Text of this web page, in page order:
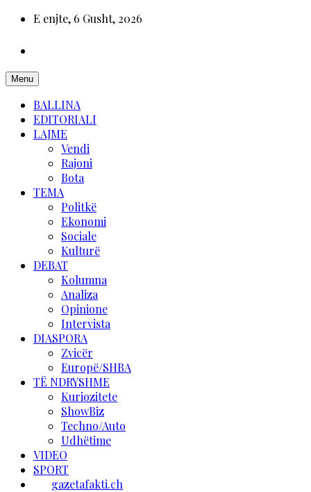
E enjte, 6 Gusht, 2026
Menu
BALLINA
EDITORIALI
LAJME
Vendi
Rajoni
Bota
TEMA
Politkë
Ekonomi
Sociale
Kulturë
DEBAT
Kolumna
Analiza
Opinione
Intervista
DIASPORA
Zvicër
Europë/SHBA
TË NDRYSHME
Kuriozitete
ShowBiz
Techno/Auto
Udhëtime
VIDEO
SPORT
gazetafakti.ch